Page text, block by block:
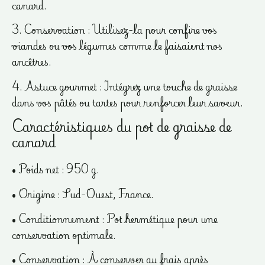
canard.
3. Conservation : Utilisez-la pour confire vos
viandes ou vos légumes comme le faisaient nos
ancêtres.
4. Astuce gourmet : Intégrez une touche de graisse
dans vos pâtés ou tartes pour renforcer leur saveur.
Caractéristiques du pot de graisse de
canard
• Poids net : 950 g.
• Origine : Sud-Ouest, France.
• Conditionnement : Pot hermétique pour une
conservation optimale.
• Conservation : À conserver au frais après